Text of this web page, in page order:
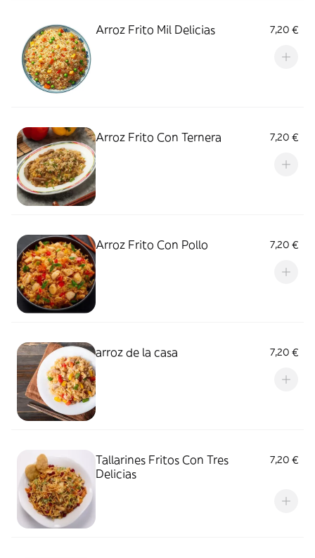
Arroz Frito Mil Delicias 7,20 €
Arroz Frito Con Ternera 7,20 €
Arroz Frito Con Pollo 7,20 €
arroz de la casa 7,20 €
Tallarines Fritos Con Tres
Delicias
7,20 €